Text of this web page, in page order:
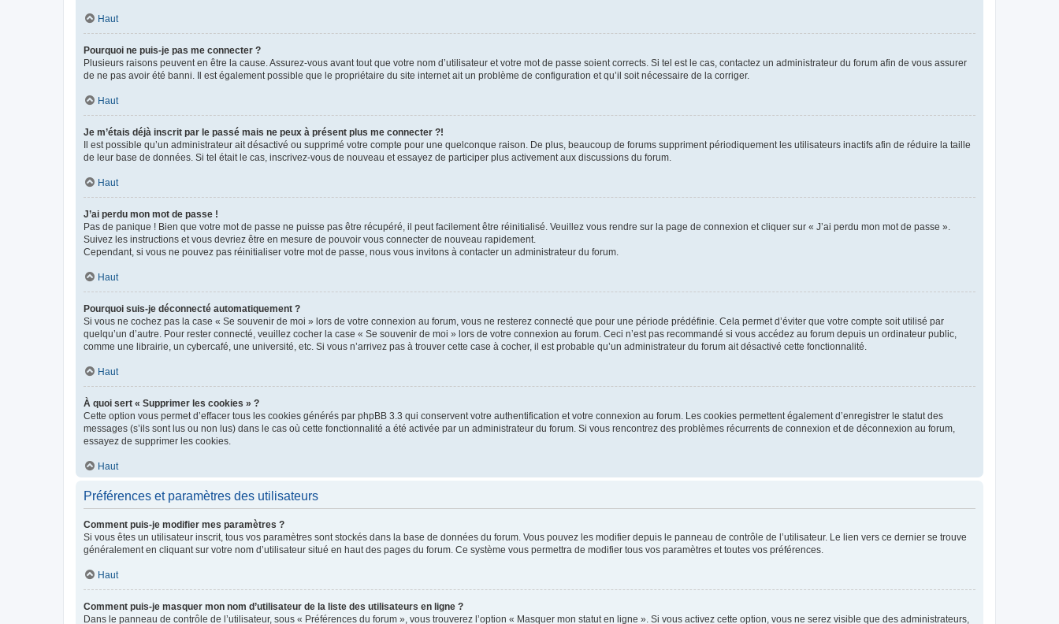
Haut
Pourquoi ne puis-je pas me connecter ?
Plusieurs raisons peuvent en être la cause. Assurez-vous avant tout que votre nom d’utilisateur et votre mot de passe soient corrects. Si tel est le cas, contactez un administrateur du forum afin de vous assurer
de ne pas avoir été banni. Il est également possible que le propriétaire du site internet ait un problème de configuration et qu’il soit nécessaire de la corriger.
Haut
Je m’étais déjà inscrit par le passé mais ne peux à présent plus me connecter ?!
Il est possible qu’un administrateur ait désactivé ou supprimé votre compte pour une quelconque raison. De plus, beaucoup de forums suppriment périodiquement les utilisateurs inactifs afin de réduire la taille
de leur base de données. Si tel était le cas, inscrivez-vous de nouveau et essayez de participer plus activement aux discussions du forum.
Haut
J’ai perdu mon mot de passe !
Pas de panique ! Bien que votre mot de passe ne puisse pas être récupéré, il peut facilement être réinitialisé. Veuillez vous rendre sur la page de connexion et cliquer sur « J’ai perdu mon mot de passe ».
Suivez les instructions et vous devriez être en mesure de pouvoir vous connecter de nouveau rapidement.
Cependant, si vous ne pouvez pas réinitialiser votre mot de passe, nous vous invitons à contacter un administrateur du forum.
Haut
Pourquoi suis-je déconnecté automatiquement ?
Si vous ne cochez pas la case « Se souvenir de moi » lors de votre connexion au forum, vous ne resterez connecté que pour une période prédéfinie. Cela permet d’éviter que votre compte soit utilisé par
quelqu’un d’autre. Pour rester connecté, veuillez cocher la case « Se souvenir de moi » lors de votre connexion au forum. Ceci n’est pas recommandé si vous accédez au forum depuis un ordinateur public,
comme une librairie, un cybercafé, une université, etc. Si vous n’arrivez pas à trouver cette case à cocher, il est probable qu’un administrateur du forum ait désactivé cette fonctionnalité.
Haut
À quoi sert « Supprimer les cookies » ?
Cette option vous permet d’effacer tous les cookies générés par phpBB 3.3 qui conservent votre authentification et votre connexion au forum. Les cookies permettent également d’enregistrer le statut des
messages (s’ils sont lus ou non lus) dans le cas où cette fonctionnalité a été activée par un administrateur du forum. Si vous rencontrez des problèmes récurrents de connexion et de déconnexion au forum,
essayez de supprimer les cookies.
Haut
Préférences et paramètres des utilisateurs
Comment puis-je modifier mes paramètres ?
Si vous êtes un utilisateur inscrit, tous vos paramètres sont stockés dans la base de données du forum. Vous pouvez les modifier depuis le panneau de contrôle de l’utilisateur. Le lien vers ce dernier se trouve
généralement en cliquant sur votre nom d’utilisateur situé en haut des pages du forum. Ce système vous permettra de modifier tous vos paramètres et toutes vos préférences.
Haut
Comment puis-je masquer mon nom d’utilisateur de la liste des utilisateurs en ligne ?
Dans le panneau de contrôle de l’utilisateur, sous « Préférences du forum », vous trouverez l’option « Masquer mon statut en ligne ». Si vous activez cette option, vous ne serez visible que des administrateurs,